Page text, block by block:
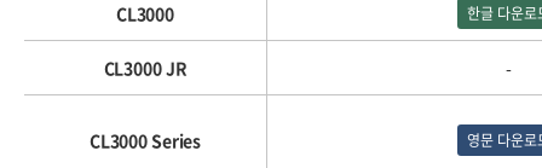
CL3000 한글 다운로
CL3000 JR -
CL3000 Series 영문 다운로